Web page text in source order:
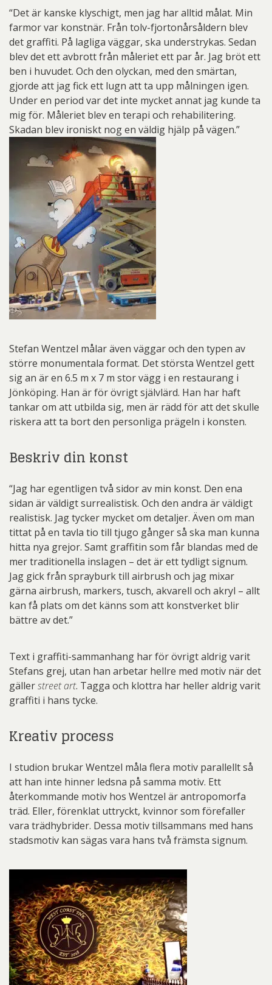
“Det är kanske klyschigt, men jag har alltid målat. Min
farmor var konstnär. Från tolv-fjortonårsåldern blev
det graffiti. På lagliga väggar, ska understrykas. Sedan
blev det ett avbrott från måleriet ett par år. Jag bröt ett
ben i huvudet. Och den olyckan, med den smärtan,
gjorde att jag fick ett lugn att ta upp målningen igen.
Under en period var det inte mycket annat jag kunde ta
mig för. Måleriet blev en terapi och rehabilitering.
Skadan blev ironiskt nog en väldig hjälp på vägen.”
Stefan Wentzel målar även väggar och den typen av
större monumentala format. Det största Wentzel gett
sig an är en 6.5 m x 7 m stor vägg i en restaurang i
Jönköping. Han är för övrigt självlärd. Han har haft
tankar om att utbilda sig, men är rädd för att det skulle
riskera att ta bort den personliga prägeln i konsten.
Beskriv din konst
“Jag har egentligen två sidor av min konst. Den ena
sidan är väldigt surrealistisk. Och den andra är väldigt
realistisk. Jag tycker mycket om detaljer. Även om man
tittat på en tavla tio till tjugo gånger så ska man kunna
hitta nya grejor. Samt graffitin som får blandas med de
mer traditionella inslagen – det är ett tydligt signum.
Jag gick från sprayburk till airbrush och jag mixar
gärna airbrush, markers, tusch, akvarell och akryl – allt
kan få plats om det känns som att konstverket blir
bättre av det.”
Text i graffiti-sammanhang har för övrigt aldrig varit
Stefans grej, utan han arbetar hellre med motiv när det
gällerstreet art. Tagga och klottra har heller aldrig varit
graffiti i hans tycke.
Kreativ process
I studion brukar Wentzel måla flera motiv parallellt så
att han inte hinner ledsna på samma motiv. Ett
återkommande motiv hos Wentzel är antropomorfa
träd. Eller, förenklat uttryckt, kvinnor som förefaller
vara trädhybrider. Dessa motiv tillsammans med hans
stadsmotiv kan sägas vara hans två främsta signum.